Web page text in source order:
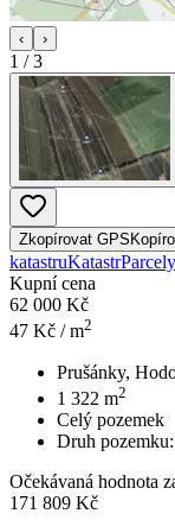
‹ ›
1 /3
Zkopírovat GPS
katastruKatastr
Kupní cena
62 000 Kč
47 Kč / m2
Prušánky,
1 322 m2
Celý pozemek
Druh pozemku:
Očekávaná hodnota
171 809 Kč